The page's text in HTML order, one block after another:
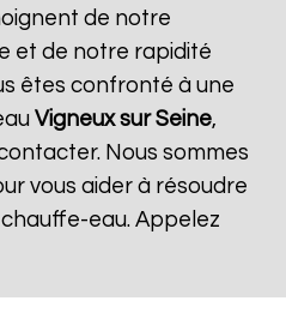
de notre
et de notre rapidité
êtes confronté à une
Vigneux sur Seine,
Nous sommes
vous aider à résoudre
eau. Appelez